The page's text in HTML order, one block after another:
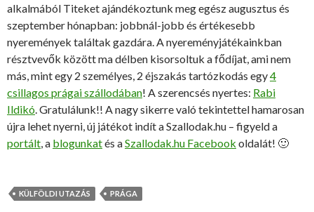
alkalmából Titeket ajándékoztunk meg egész augusztus és
szeptember hónapban: jobbnál-jobb és értékesebb
nyeremények találtak gazdára. A nyereményjátékainkban
résztvevők között ma délben kisorsoltuk a fődíjat, ami nem
más, mint egy 2 személyes, 2 éjszakás tartózkodás egy4
csillagos prágai szállodában! A szerencsés nyertes: Rabi
Ildikó. Gratulálunk!! A nagy sikerre való tekintettel hamarosan
újra lehet nyerni, új játékot indít a Szallodak.hu – figyeld a
portált, a blogunkatés aSzallodak.hu Facebook oldalát! 🙂
KÜLFÖLDI UTAZÁS PRÁGA